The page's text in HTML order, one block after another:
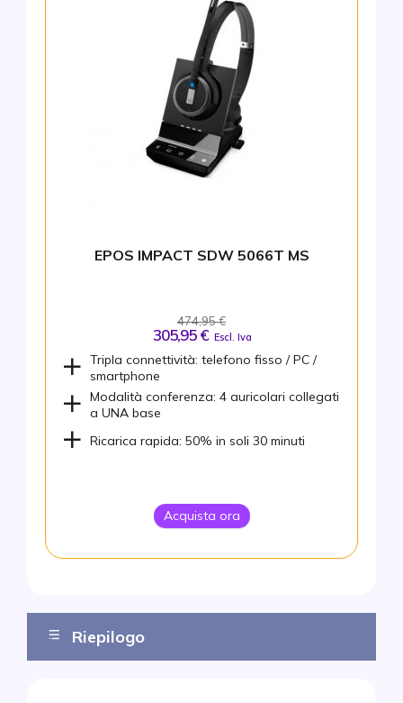
EPOS IMPACT SDW 5066T MS
474,95 €
305,95 € Escl. Iva
Tripla connettività: telefono fisso / PC /
smartphone
Modalità conferenza: 4 auricolari collegati
a UNA base
Ricarica rapida: 50% in soli 30 minuti
Acquista ora
Riepilogo